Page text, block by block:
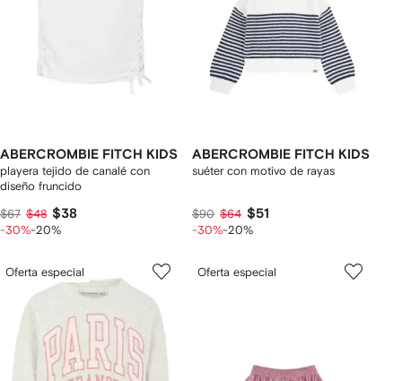
ABERCROMBIE FITCH KIDS
playera tejido de canalé con
diseño fruncido
$67 $48 $38
-30%-20%
ABERCROMBIE FITCH KIDS
suéter con motivo de rayas
$90 $64 $51
-30%-20%
Oferta especial Oferta especial